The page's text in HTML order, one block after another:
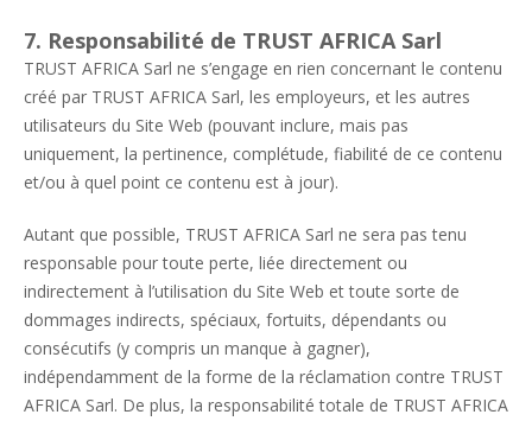
7. Responsabilité de TRUST AFRICA Sarl
TRUST AFRICA Sarl ne s’engage en rien concernant le contenu
créé par TRUST AFRICA Sarl, les employeurs, et les autres
utilisateurs du Site Web (pouvant inclure, mais pas
uniquement, la pertinence, complétude, fiabilité de ce contenu
et/ou à quel point ce contenu est à jour).
Autant que possible, TRUST AFRICA Sarl ne sera pas tenu
responsable pour toute perte, liée directement ou
indirectement à l’utilisation du Site Web et toute sorte de
dommages indirects, spéciaux, fortuits, dépendants ou
consécutifs (y compris un manque à gagner),
indépendamment de la forme de la réclamation contre TRUST
AFRICA Sarl. De plus, la responsabilité totale de TRUST AFRICA